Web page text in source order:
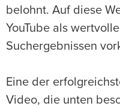
belohnt. Auf diese
YouTube als
Suchergebnissen
Eine der
Video, die unten